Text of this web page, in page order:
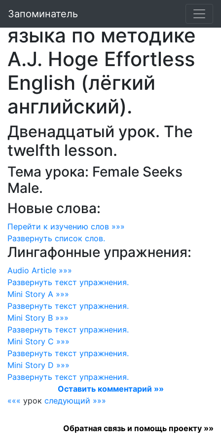
Запоминатель
Курс английского
языка по методике
A.J. Hoge Effortless
English (лёгкий
английский).
Двенадцатый урок. The
twelfth lesson.
Тема урока: Female Seeks
Male.
Новые слова:
Перейти к изучению слов »»»
Развернуть список слов.
Лингафонные упражнения:
Audio Article »»»
Развернуть текст упражнения.
Mini Story A »»»
Развернуть текст упражнения.
Mini Story B »»»
Развернуть текст упражнения.
Mini Story C »»»
Развернуть текст упражнения.
Mini Story D »»»
Развернуть текст упражнения.
Оставить комментарий »»
««« урок следующий »»»
Обратная связь и помощь проекту »»